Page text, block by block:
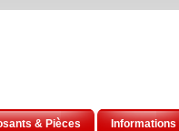
& Pièces Informations